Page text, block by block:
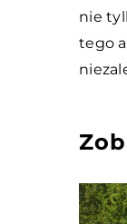
nie
tego